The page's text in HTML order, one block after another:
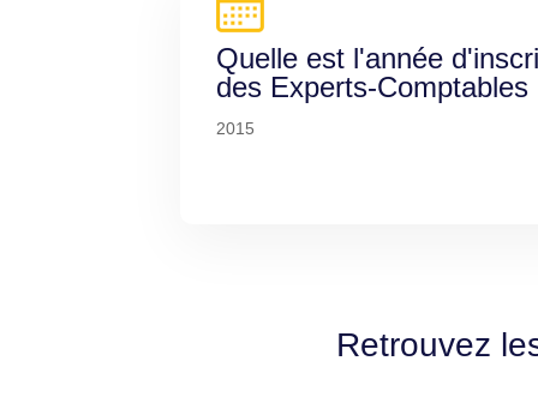
Quelle est l'année
des Experts-Comptables
2015
Retrouvez